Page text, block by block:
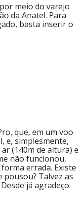
meio do varejo
da Anatel. Para
basta inserir o
que, em um voo
e, simplesmente,
(140m de altura) e
não funcionou,
errada. Existe
pousou? Talvez as
já agradeço.